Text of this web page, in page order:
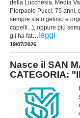
della Lucchesia, Media
Pierpaolo Pucci, 75 anni,
sempre stato geloso e
capelli...), oppure più
gli ha fat... leggi
19/07/2026
Nasce il SAN
CATEGORIA: